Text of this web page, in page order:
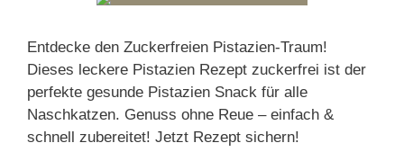
Entdecke den Zuckerfreien Pistazien-Traum!
Dieses leckere Pistazien Rezept zuckerfrei ist der
perfekte gesunde Pistazien Snack für alle
Naschkatzen. Genuss ohne Reue – einfach &
schnell zubereitet! Jetzt Rezept sichern!